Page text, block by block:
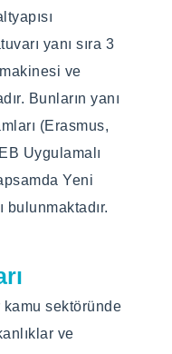
yanı sıra 3
ve
Bunların yanı
(Erasmus,
Uygulamalı
Yeni
sektöründe
ve